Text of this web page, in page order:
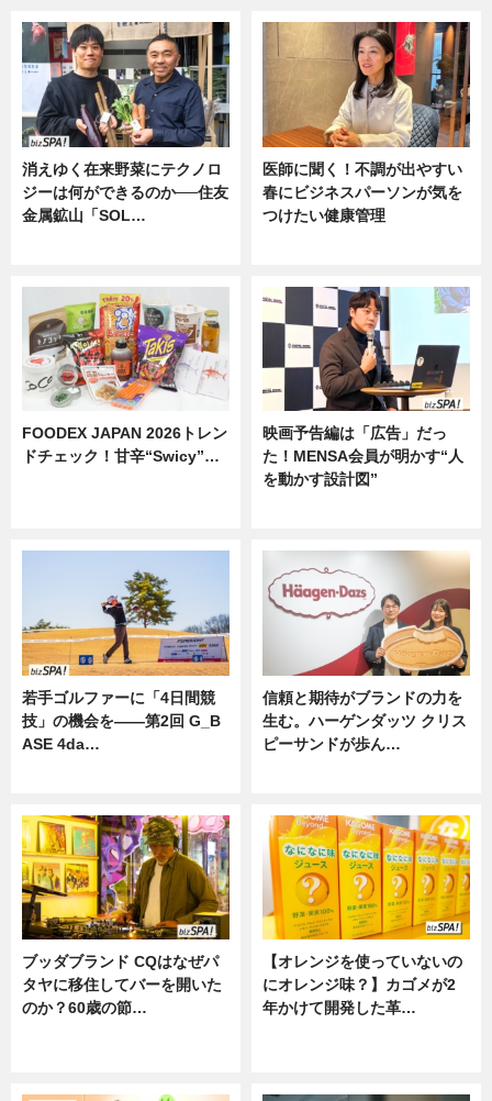
消えゆく在来野菜にテクノロ
ジーは何ができるのか──住友
金属鉱山「SOL…
医師に聞く！不調が出やすい
春にビジネスパーソンが気を
つけたい健康管理
FOODEX JAPAN 2026トレン
ドチェック！甘辛“Swicy”…
映画予告編は「広告」だっ
た！MENSA会員が明かす“人
を動かす設計図”
若手ゴルファーに「4日間競
技」の機会を——第2回 G_B
ASE 4da…
信頼と期待がブランドの力を
生む。ハーゲンダッツ クリス
ピーサンドが歩ん…
ブッダブランド CQはなぜパ
タヤに移住してバーを開いた
のか？60歳の節…
【オレンジを使っていないの
にオレンジ味？】カゴメが2
年かけて開発した革…